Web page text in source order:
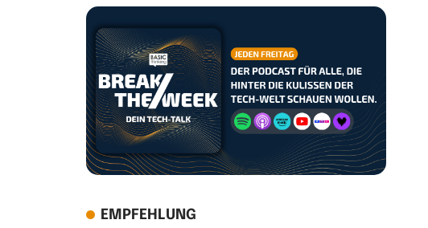
EMPFEHLUNG